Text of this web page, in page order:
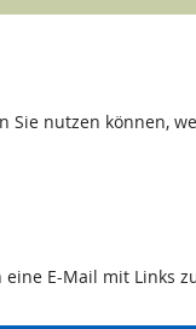
Sie nutzen können,
E-Mail mit Links